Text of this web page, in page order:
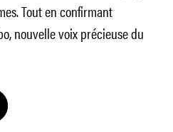
Tout en confirmant
nouvelle voix précieuse du